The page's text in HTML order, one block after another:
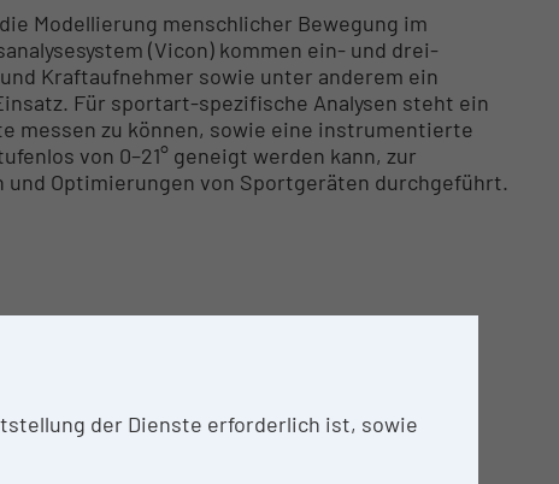
Modellierung menschlicher Bewegung im
(Vicon) kommen ein- und drei-
Kraftaufnehmer sowie unter anderem ein
Für sportart-spezifische Analysen steht ein
messen zu können, sowie eine instrumentierte
von 0–21° geneigt werden kann, zur
Optimierungen von Sportgeräten durchgeführt.
der Dienste erforderlich ist, sowie